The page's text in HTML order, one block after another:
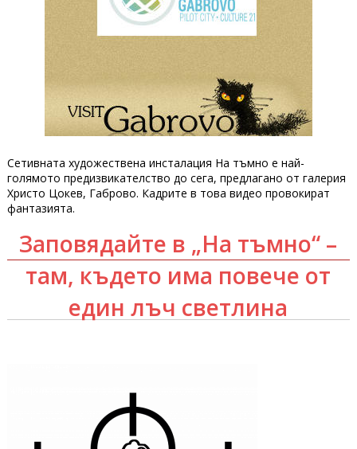
Сетивната художествена инсталация На тъмно е най-
голямото предизвикателство до сега, предлагано от галерия
Христо Цокев, Габрово. Кадрите в това видео провокират
фантазията.
Заповядайте в „На тъмно“ –
там, където има повече от
един лъч светлина